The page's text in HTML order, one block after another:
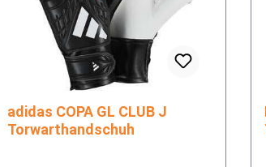
adidas COPA GL CLUB J
Torwarthandschuh